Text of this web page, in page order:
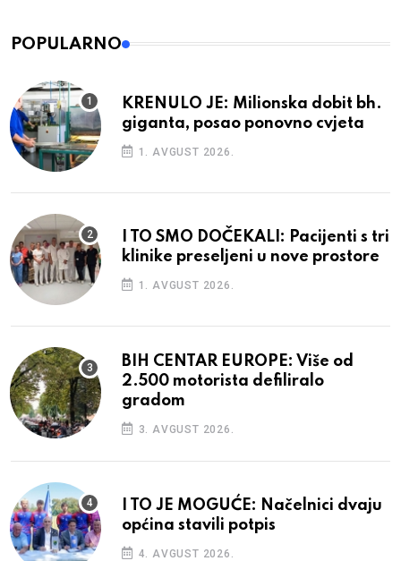
POPULARNO
KRENULO JE: Milionska dobit bh.
giganta, posao ponovno cvjeta
1. AVGUST 2026.
I TO SMO DOČEKALI: Pacijenti s tri
klinike preseljeni u nove prostore
1. AVGUST 2026.
BIH CENTAR EUROPE: Više od
2.500 motorista defiliralo
gradom
3. AVGUST 2026.
I TO JE MOGUĆE: Načelnici dvaju
općina stavili potpis
4. AVGUST 2026.